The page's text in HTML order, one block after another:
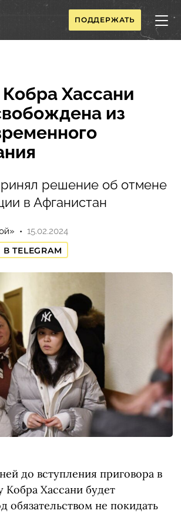
ПОДДЕРЖАТЬ
Хассани
из
решение об отмене
в Афганистан
15.02.2024
TELEGRAM
до вступления приговора в
Кобра Хассани будет
обязательством не покидать